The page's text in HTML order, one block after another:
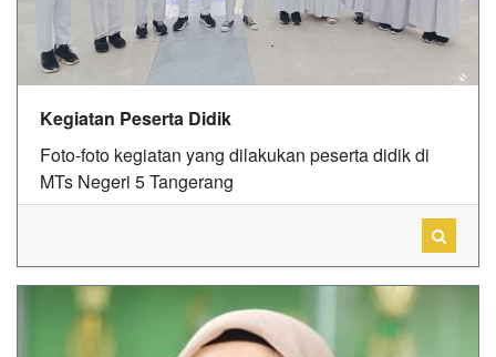
Kegiatan Peserta Didik
Foto-foto kegiatan yang dilakukan peserta didik di
MTs Negeri 5 Tangerang